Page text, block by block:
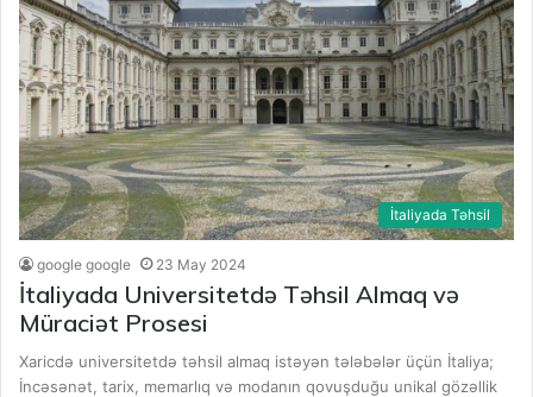
İtaliyada Təhsil
google google 23 May 2024
İtaliyada Universitetdə Təhsil Almaq və
Müraciət Prosesi
Xaricdə universitetdə təhsil almaq istəyən tələbələr üçün İtaliya;
İncəsənət, tarix, memarlıq və modanın qovuşduğu unikal gözəllik